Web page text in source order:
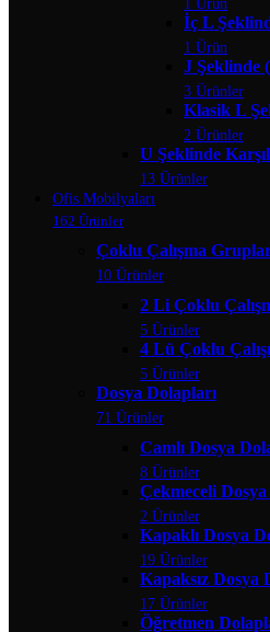
İç L
1 Ürün
J Şeklinde
3 Ürünler
Klasik L
2 Ürünler
U Şeklinde
13 Ürünler
Ofis Mobilyaları
162 Ürünler
Çoklu Çalışma
10 Ürünler
2 Li Çoklu
5 Ürünler
4 Lü Çoklu
5 Ürünler
Dosya Dolapları
71 Ürünler
Camlı Dosya
8 Ürünler
Çekmeceli
2 Ürünler
Kapaklı Dosya
19 Ürünler
Kapaksız Dosya
17 Ürünler
Öğretmen